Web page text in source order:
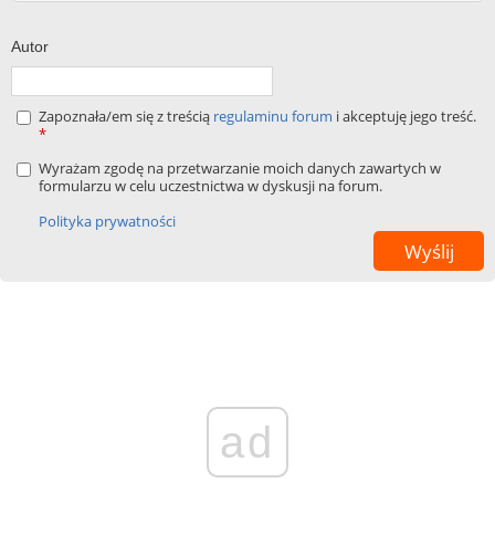
Autor
Zapoznała/em się z treścią regulaminu forum i akceptuję jego treść.
*
Wyrażam zgodę na przetwarzanie moich danych zawartych w
formularzu w celu uczestnictwa w dyskusji na forum.
Polityka prywatności
ad